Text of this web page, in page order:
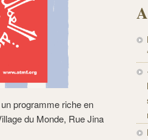
programme riche en
du Monde, Rue Jina